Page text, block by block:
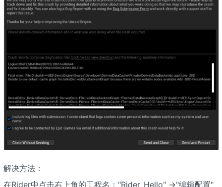
解决方法：
在Rider中点击右上角的工程名："Rider_Hello" ->"编辑配置"